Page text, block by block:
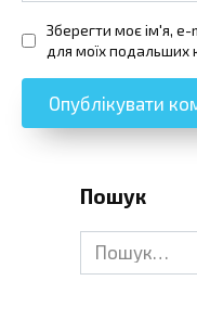
Зберегти моє ім'я, e-
для моїх подальших
Пошук
Search